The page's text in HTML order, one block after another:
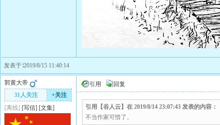
发表于∶2019/8/15 11:40:14
郭黄大帝
31人关注
+关注
[离线] [写信] [文集]
引用 回复
引用【谷人云】在 2019/8/14 23:07:43 发表的内容：
不当作家可惜了。